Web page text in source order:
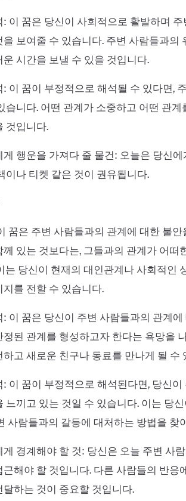
: 이 꿈은 당신이 사회적으로 활발하며
을 보여줄 수 있습니다. 주변 사람들과의
운 시간을 보낼 수 있을 것입니다.
: 이 꿈이 부정적으로 해석될 수 있다면,
습니다. 어떤 관계가 소중하고 어떤 관
것입니다.
게 행운을 가져다 줄 물건: 오늘은 당신
이나 티켓 같은 것이 권유됩니다.
꿈은 주변 사람들과의 관계에 대한 불
있는 것보다는, 그들과의 관계가 어떠
는 당신이 현재의 대인관계나 사회적인
지를 전할 수 있습니다.
: 이 꿈은 당신이 주변 사람들과의 관계
정된 관계를 형성하고자 한다는 욕망을
하고 새로운 친구나 동료를 만나게 될 수
: 이 꿈이 부정적으로 해석된다면, 당신
느끼고 있는 것일 수 있습니다. 이는 당
사람들과의 갈등에 대처하는 방법을 찾
게 경계해야 할 것: 당신은 오늘 주변 사
근해야 할 것입니다. 다른 사람들의 반응
달하는 것이 중요할 것입니다.